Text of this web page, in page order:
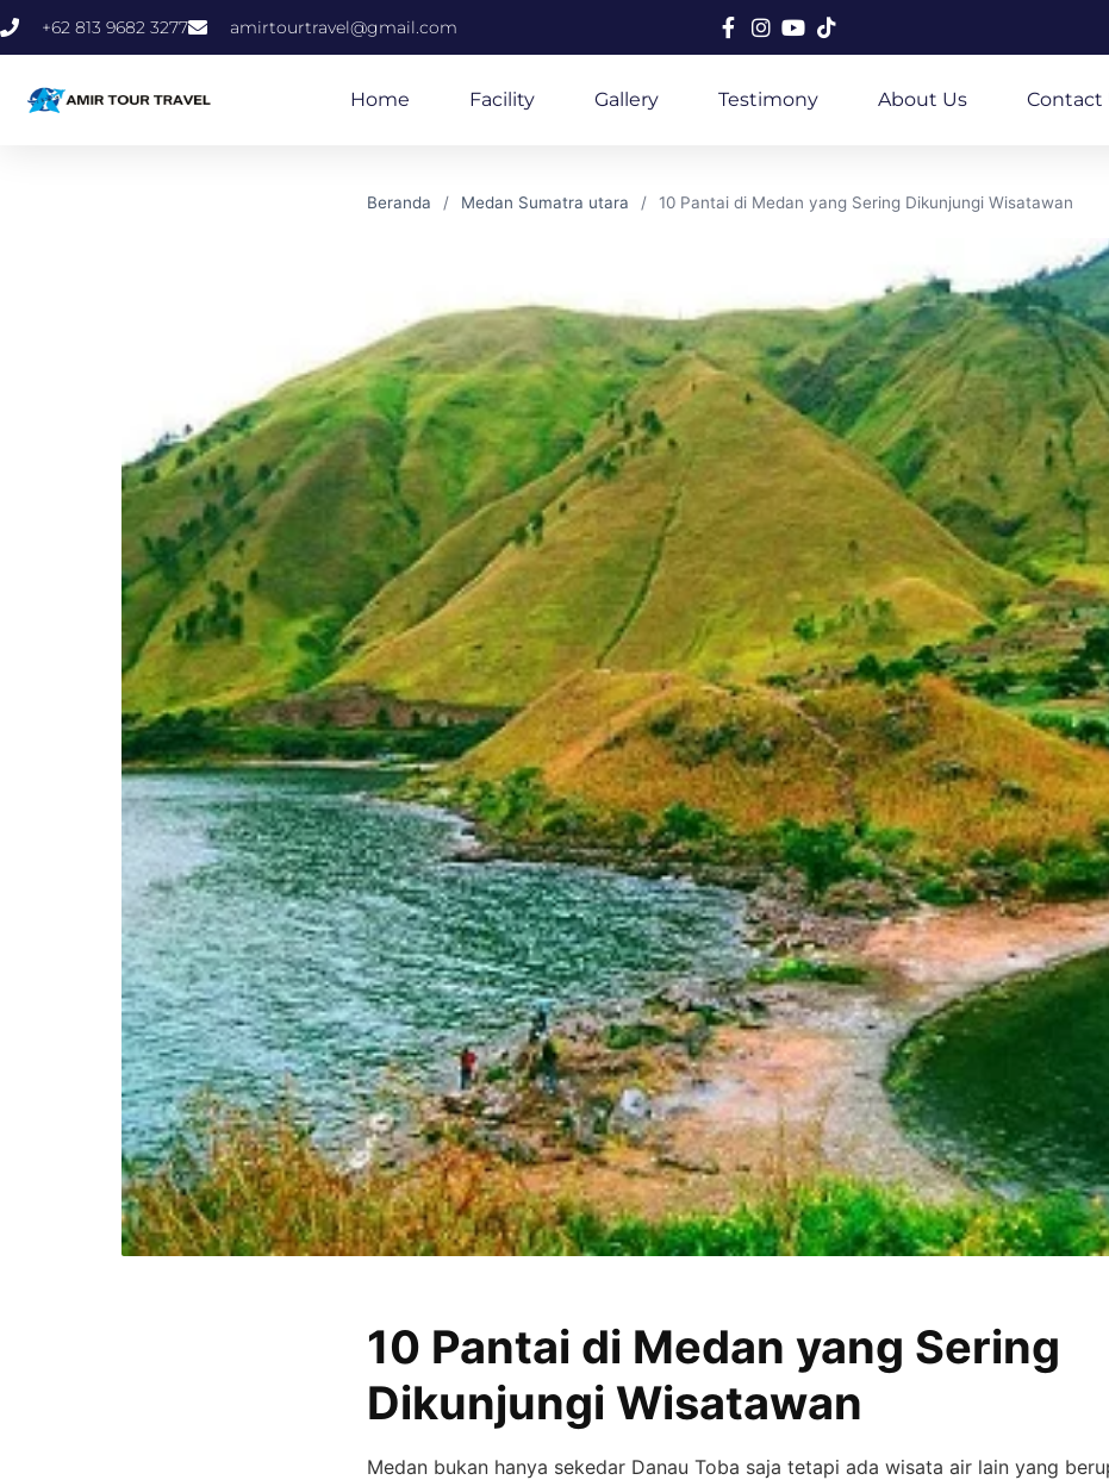
+62 813 9682 3277 amirtourtravel@gmail.com
Home Facility Gallery Testimony About Us Contact
Beranda Medan Sumatra utara 10 Pantai di Medan yang Sering Dikunjungi Wisatawan
10 Pantai di Medan yang Sering
Dikunjungi Wisatawan
Medan bukan hanya sekedar Danau Toba saja tetapi ada wisata air lain yang